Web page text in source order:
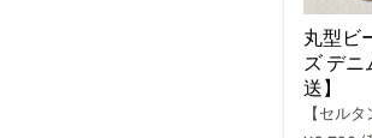
丸型ビ
ズ デ
送】
【セルタ